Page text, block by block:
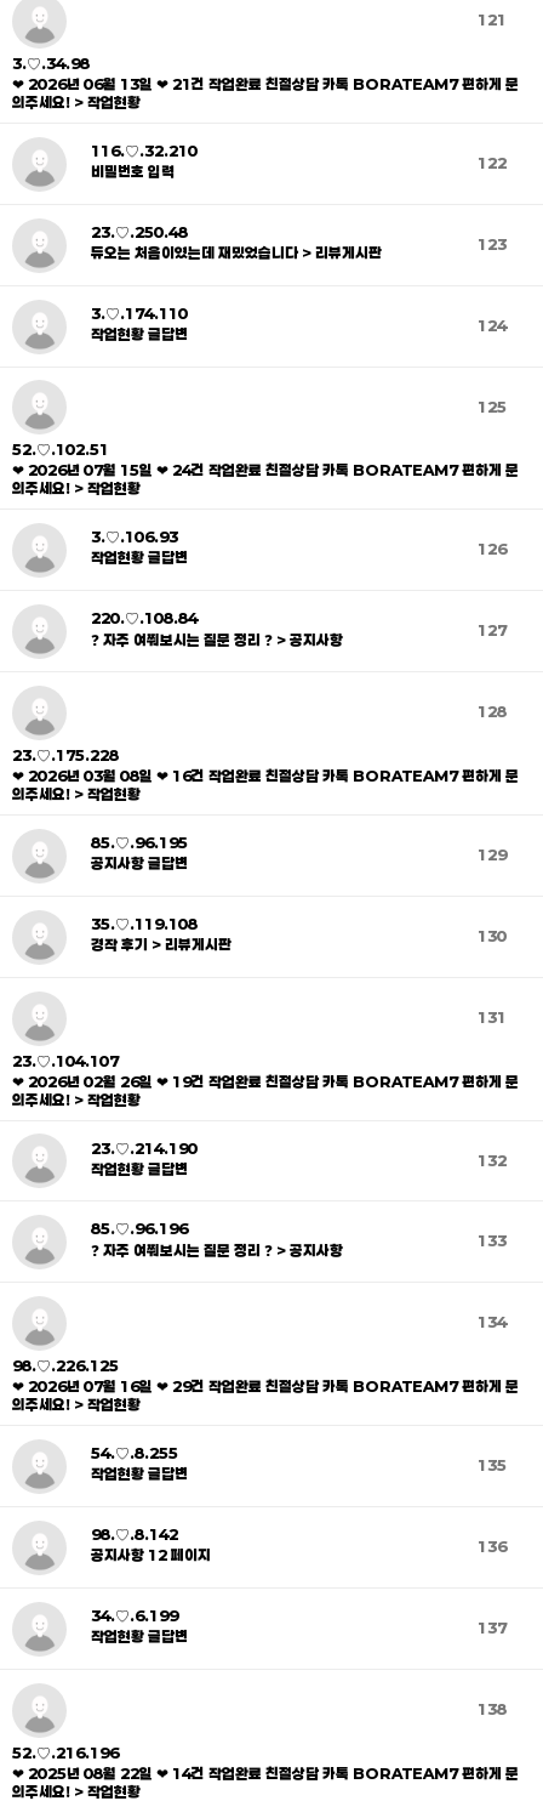
121
3.♡.34.98
❤ 2026년 06월 13일 ❤ 21건 작업완료 친절상담 카톡 BORATEAM7 편하게 문
의주세요! > 작업현황
122
116.♡.32.210
비밀번호 입력
123
23.♡.250.48
듀오는 처음이였는데 재밌었습니다 > 리뷰게시판
124
3.♡.174.110
작업현황 글답변
125
52.♡.102.51
❤ 2026년 07월 15일 ❤ 24건 작업완료 친절상담 카톡 BORATEAM7 편하게 문
의주세요! > 작업현황
126
3.♡.106.93
작업현황 글답변
127
220.♡.108.84
❓ 자주 여쭤보시는 질문 정리 ❓ > 공지사항
128
23.♡.175.228
❤ 2026년 03월 08일 ❤ 16건 작업완료 친절상담 카톡 BORATEAM7 편하게 문
의주세요! > 작업현황
129
85.♡.96.195
공지사항 글답변
130
35.♡.119.108
경작 후기 > 리뷰게시판
131
23.♡.104.107
❤ 2026년 02월 26일 ❤ 19건 작업완료 친절상담 카톡 BORATEAM7 편하게 문
의주세요! > 작업현황
132
23.♡.214.190
작업현황 글답변
133
85.♡.96.196
❓ 자주 여쭤보시는 질문 정리 ❓ > 공지사항
134
98.♡.226.125
❤ 2026년 07월 16일 ❤ 29건 작업완료 친절상담 카톡 BORATEAM7 편하게 문
의주세요! > 작업현황
135
54.♡.8.255
작업현황 글답변
136
98.♡.8.142
공지사항 12 페이지
137
34.♡.6.199
작업현황 글답변
138
52.♡.216.196
❤ 2025년 08월 22일 ❤ 14건 작업완료 친절상담 카톡 BORATEAM7 편하게 문
의주세요! > 작업현황